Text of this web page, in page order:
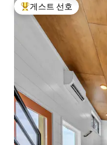
상위 게스트 선호
게스트 선호